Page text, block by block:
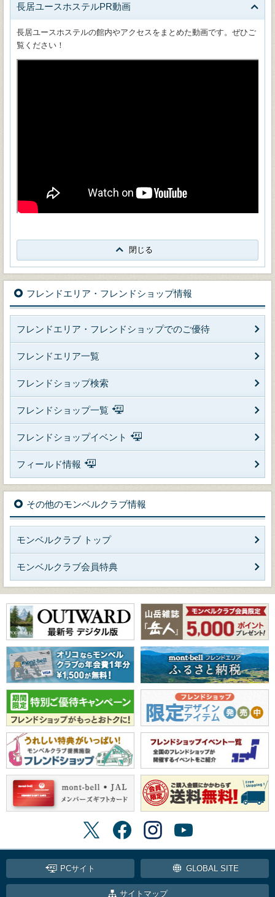
長居ユースホステルPR動画
長居ユースホステルの館内やアクセスをまとめた動画です。ぜひご
覧ください！
閉じる
フレンドエリア・フレンドショップ情報
フレンドエリア・フレンドショップでのご優待
フレンドエリア一覧
フレンドショップ検索
フレンドショップ一覧
フレンドショップイベント
フィールド情報
その他のモンベルクラブ情報
モンベルクラブ トップ
モンベルクラブ会員特典
PCサイト GLOBAL SITE
サイトマップ